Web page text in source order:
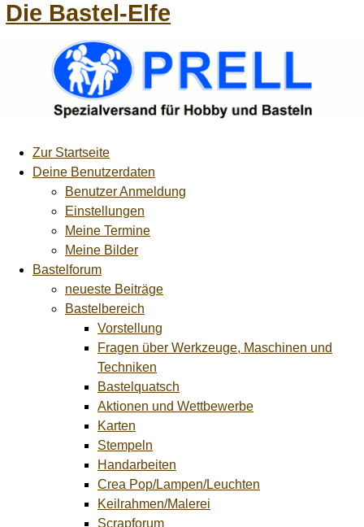
Die Bastel-Elfe
Zur Startseite
Deine Benutzerdaten
Benutzer Anmeldung
Einstellungen
Meine Termine
Meine Bilder
Bastelforum
neueste Beiträge
Bastelbereich
Vorstellung
Fragen über Werkzeuge, Maschinen und
Techniken
Bastelquatsch
Aktionen und Wettbewerbe
Karten
Stempeln
Handarbeiten
Crea Pop/Lampen/Leuchten
Keilrahmen/Malerei
Scrapforum